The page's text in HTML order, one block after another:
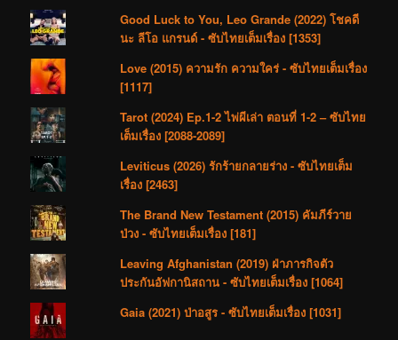
Good Luck to You, Leo Grande (2022) โชคดี
นะ ลีโอ แกรนด์ - ซับไทยเต็มเรื่อง [1353]
Love (2015) ความรัก ความใคร่ - ซับไทยเต็มเรื่อง
[1117]
Tarot (2024) Ep.1-2 ไพ่ผีเล่า ตอนที่ 1-2 – ซับไทย
เต็มเรื่อง [2088-2089]
Leviticus (2026) รักร้ายกลายร่าง - ซับไทยเต็ม
เรื่อง [2463]
The Brand New Testament (2015) คัมภีร์วาย
ป่วง - ซับไทยเต็มเรื่อง [181]
Leaving Afghanistan (2019) ฝ่าภารกิจตัว
ประกันอัฟกานิสถาน - ซับไทยเต็มเรื่อง [1064]
Gaia (2021) ป่าอสูร - ซับไทยเต็มเรื่อง [1031]